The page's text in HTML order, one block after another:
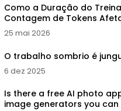
Como a Duração do
Contagem de Tokens
Generalização de LLMs
25 mai 2026
O trabalho sombrio é
6 dez 2025
Is there a free AI photo
image generators you